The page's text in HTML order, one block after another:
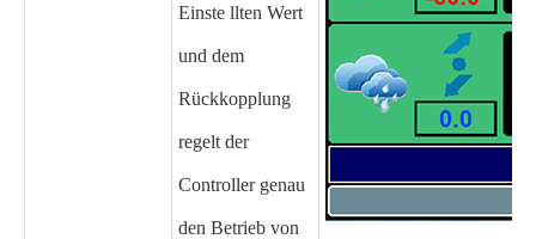
Einste llten Wert
und dem
Rückkopplung
regelt der
Controller genau
den Betrieb von